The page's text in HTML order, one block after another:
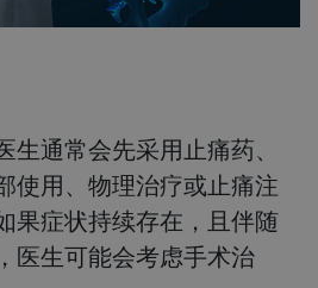
生通常会先采用止痛药、
使用、物理治疗或止痛注
果症状持续存在，且伴随
医生可能会考虑手术治